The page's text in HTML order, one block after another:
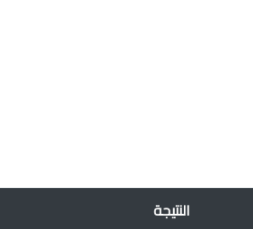
النتيجة